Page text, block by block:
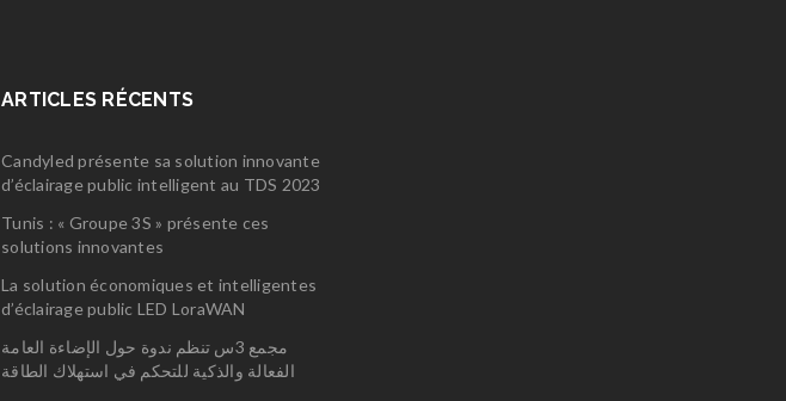
ARTICLES RÉCENTS
Candyled présente sa solution innovante
d’éclairage public intelligent au TDS 2023
Tunis : « Groupe 3S » présente ces
solutions innovantes
La solution économiques et intelligentes
d’éclairage public LED LoraWAN
مجمع 3س تنظم ندوة حول الإضاءة العامة
الفعالة والذكية للتحكم في استهلاك الطاقة